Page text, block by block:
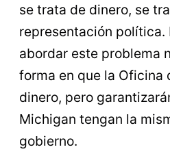
se trata de dinero, se
representación política.
abordar este problema
forma en que la Oficina
dinero, pero
Michigan tengan la
gobierno.